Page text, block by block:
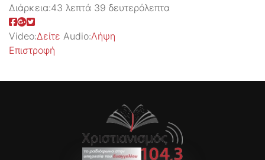
Διάρκεια:43 λεπτά 39 δευτερόλεπτα
Video:Δείτε Audio:Λήψη
Επιστροφή